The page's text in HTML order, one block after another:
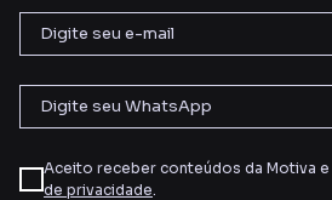
Aceito receber conteúdos da Motiva
de privacidade.